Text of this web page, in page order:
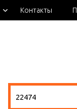
Контакты